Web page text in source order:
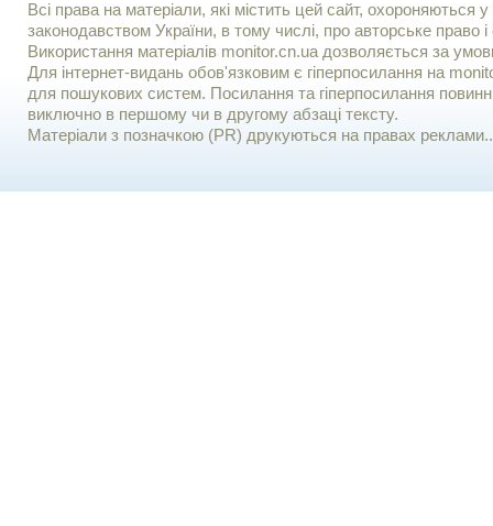
Всі права на матеріали, які містить цей сайт, охороняються у
законодавством України, в тому числі, про авторське право і
Використання матерiалiв monitor.cn.ua дозволяється за
Для iнтернет-видань обов'язковим є гiперпосилання на
для пошукових систем. Посилання та гіперпосилання
виключно в першому чи в другому абзаці тексту.
Матеріали з позначкою (PR) друкуються на правах реклами..